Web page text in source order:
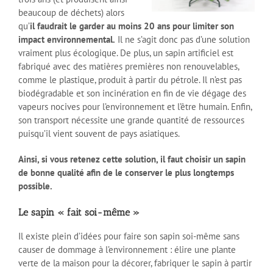
beaucoup de déchets) alors
qu’il faudrait le garder au moins 20 ans pour limiter son
impact environnemental. Il ne s’agit donc pas d’une solution
vraiment plus écologique. De plus, un sapin artificiel est
fabriqué avec des matières premières non renouvelables,
comme le plastique, produit à partir du pétrole. Il n’est pas
biodégradable et son incinération en fin de vie dégage des
vapeurs nocives pour l’environnement et l’être humain. Enfin,
son transport nécessite une grande quantité de ressources
puisqu’il vient souvent de pays asiatiques.
Ainsi, si vous retenez cette solution, il faut choisir un sapin
de bonne qualité afin de le conserver le plus longtemps
possible.
Le sapin « fait soi-même »
Il existe plein d’idées pour faire son sapin soi-même sans
causer de dommage à l’environnement : élire une plante
verte de la maison pour la décorer, fabriquer le sapin à partir